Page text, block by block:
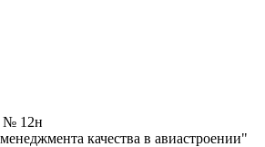
№ 12н
качества в авиастроении"